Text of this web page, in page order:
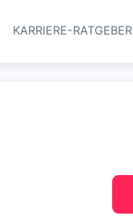
Haupt-Navigation
KARRIERE-RATGEBER